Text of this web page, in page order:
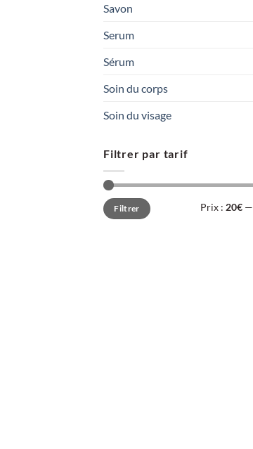
Savon
Serum
Sérum
Soin du corps
Soin du visage
Filtrer par tarif
Prix
min
Prix
maxFiltrer Prix : 20€ —